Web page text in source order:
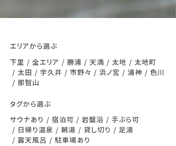
エリアから選ぶ
下里
全エリア 勝浦 天満 太地
太地町
太田
宇久井 市野々 浜ノ宮 浦神
色川
那智山
タグから選ぶ
サウナあり
宿泊可 岩盤浴
手ぶら可
日帰り温泉
朝湯 貸し切り
足湯
露天風呂
駐車場あり